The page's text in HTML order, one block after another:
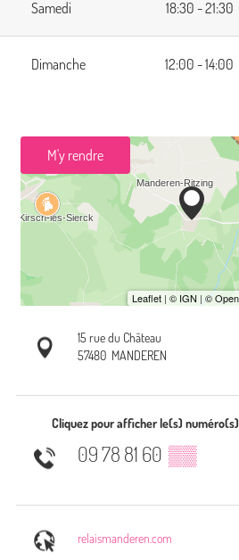
Samedi 18:30 - 21:30
Dimanche 12:00 - 14:00
M'y rendre
15 rue du Château
57480 MANDEREN
Cliquez pour afficher le(s) numéro(s)
09 78 81 60 ▒▒
relaismanderen.com